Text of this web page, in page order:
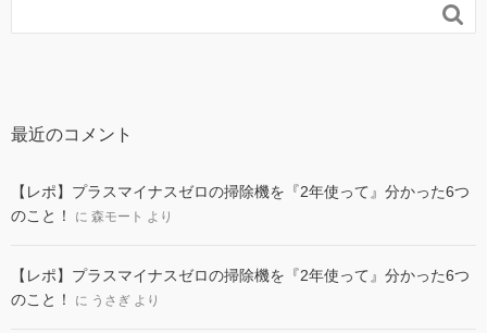

最近のコメント
【レポ】プラスマイナスゼロの掃除機を『2年使って』分かった6つ
のこと！
に 森モート より
【レポ】プラスマイナスゼロの掃除機を『2年使って』分かった6つ
のこと！
に うさぎ より